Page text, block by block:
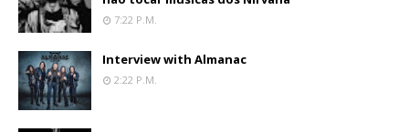
7:22 P.m.
Interview with Almanac
2:22 P.m.